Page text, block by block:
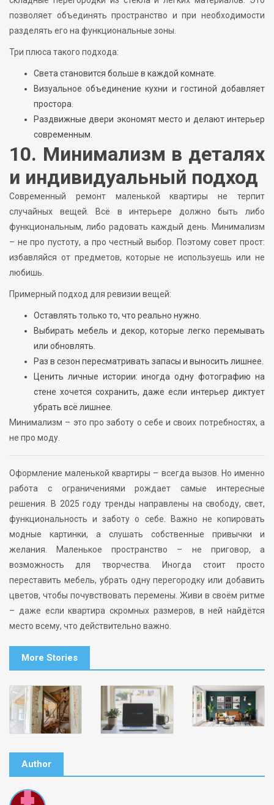
позволяет объединять пространство и при необходимости
разделять его на функциональные зоны.
Три плюса такого подхода:
Света становится больше в каждой комнате.
Визуальное объединение кухни и гостиной добавляет
простора.
Раздвижные двери экономят место и делают интерьер
современным.
10. Минимализм в деталях
и индивидуальный подход
Современный ремонт маленькой квартиры не терпит
случайных вещей. Всё в интерьере должно быть либо
функциональным, либо радовать каждый день. Минимализм
– не про пустоту, а про честный выбор. Поэтому совет прост:
избавляйся от предметов, которые не используешь или не
любишь.
Примерный подход для ревизии вещей:
Оставлять только то, что реально нужно.
Выбирать мебель и декор, которые легко перемывать
или обновлять.
Раз в сезон пересматривать запасы и выносить лишнее.
Ценить личные истории: иногда одну фотографию на
стене хочется сохранить, даже если интерьер диктует
убрать всё лишнее.
Минимализм – это про заботу о себе и своих потребностях, а
не про моду.
Оформление маленькой квартиры – всегда вызов. Но именно
работа с ограничениями рождает самые интересные
решения. В 2025 году тренды направлены на свободу, свет,
функциональность и заботу о себе. Важно не копировать
модные картинки, а слушать собственные привычки и
желания. Маленькое пространство – не приговор, а
возможность для творчества. Иногда стоит просто
переставить мебель, убрать одну перегородку или добавить
цветов, чтобы почувствовать перемены. Живи в своём ритме
– даже если квартира скромных размеров, в ней найдётся
место всему, что действительно важно.
More Stories
Author